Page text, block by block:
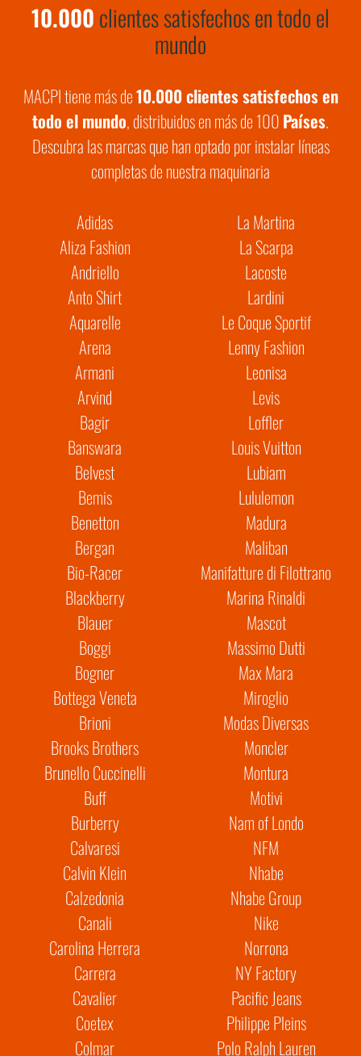
10.000clientes satisfechos en todo el
mundo
MACPI tiene más de10.000 clientes satisfechos en
todo el mundo, distribuidos en más de 100Países.
Descubra las marcas que han optado por instalar líneas
completas de nuestra maquinaria
Adidas
Aliza Fashion
Andriello
Anto Shirt
Aquarelle
Arena
Armani
Arvind
Bagir
Banswara
Belvest
Bemis
Benetton
Bergan
Bio-Racer
Blackberry
Blauer
Boggi
Bogner
Bottega Veneta
Brioni
Brooks Brothers
Brunello Cuccinelli
Buff
Burberry
Calvaresi
Calvin Klein
Calzedonia
Canali
Carolina Herrera
Carrera
Cavalier
Coetex
Colmar
La Martina
La Scarpa
Lacoste
Lardini
Le Coque Sportif
Lenny Fashion
Leonisa
Levis
Loffler
Louis Vuitton
Lubiam
Lululemon
Madura
Maliban
Manifatture di Filottrano
Marina Rinaldi
Mascot
Massimo Dutti
Max Mara
Miroglio
Modas Diversas
Moncler
Montura
Motivi
Nam of Londo
NFM
Nhabe
Nhabe Group
Nike
Norrona
NY Factory
Pacific Jeans
Philippe Pleins
Polo Ralph Lauren